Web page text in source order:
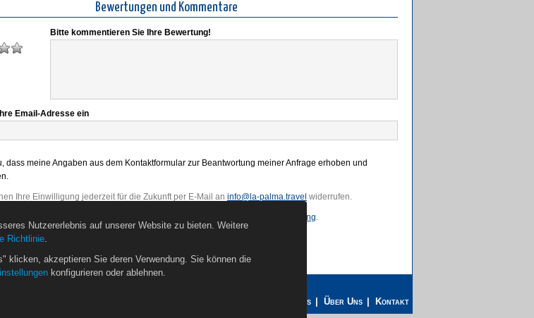
Bewertungen und Kommentare
Bitte kommentieren Sie Ihre Bewertung!
Email-Adresse ein
dass meine Angaben aus dem Kontaktformular zur Beantwortung meiner Anfrage erhoben und
Ihre Einwilligung jederzeit für die Zukunft per E-Mail an info@la-palma.travel widerrufen.
Datenschutzerklärung.
Jobs Über Uns Kontakt
Nutzererlebnis auf unserer Website zu bieten. Weitere
Richtlinie.
klicken, akzeptieren Sie deren Verwendung. Sie können die
konfigurieren oder ablehnen.